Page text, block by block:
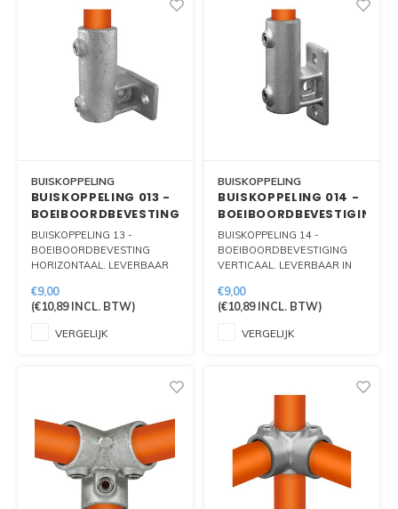
BUISKOPPELING
BUISKOPPELING 013 -
BOEIBOORDBEVESTING
HORIZONTAAL
BUISKOPPELING 13 -
BOEIBOORDBEVESTING
HORIZONTAAL. LEVERBAAR
MM
€9,00
(€10,89INCL. BTW)
VERGELIJK
BUISKOPPELING
BUISKOPPELING 014 -
BOEIBOORDBEVESTIGING
VERTICAAL
BUISKOPPELING 14 -
BOEIBOORDBEVESTIGING
VERTICAAL. LEVERBAAR IN
MM
€9,00
(€10,89INCL. BTW)
VERGELIJK